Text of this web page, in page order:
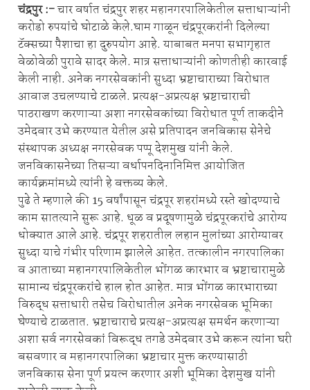
चंद्रपुर :-चार वर्षात चंद्रपुर शहर महानगरपालिकेतील सत्ताधाऱ्यांनी
करोडो रुपयांचे घोटाळे केले.घाम गाळून चंद्रपूरकरांनी दिलेल्या
टॅक्सच्या पैशाचा हा दुरुपयोग आहे. याबाबत मनपा सभागृहात
वेळोवेळी पुरावे सादर केले. मात्र सत्ताधाऱ्यांनी कोणतीही कारवाई
केली नाही. अनेक नगरसेवकांनी सुध्दा भ्रष्टाचाराच्या विरोधात
आवाज उचलण्याचे टाळले. प्रत्यक्ष-अप्रत्यक्ष भ्रष्टाचाराची
पाठराखण करणाऱ्या अशा नगरसेवकांच्या विरोधात पूर्ण ताकदीने
उमेदवार उभे करण्यात येतील असे प्रतिपादन जनविकास सेनेचे
संस्थापक अध्यक्ष नगरसेवक पप्पू देशमुख यांनी केले.
जनविकासनेच्या तिसऱ्या वर्धापनदिनानिमित्त आयोजित
कार्यक्रमांमध्ये त्यांनी हे वक्तव्य केले.
पुढे ते म्हणाले की 15 वर्षांपासून चंद्रपूर शहरांमध्ये रस्ते खोदण्याचे
काम सातत्याने सुरू आहे. धूळ व प्रदूषणामुळे चंद्रपूरकरांचे आरोग्य
धोक्यात आले आहे. चंद्रपूर शहरातील लहान मुलांच्या आरोग्यावर
सुध्दा याचे गंभीर परिणाम झालेले आहेत. तत्कालीन नगरपालिका
व आताच्या महानगरपालिकेतील भोंगळ कारभार व भ्रष्टाचारामुळे
सामान्य चंद्रपूरकरांचे हाल होत आहेत. मात्र भोंगळ कारभाराच्या
विरुद्ध सत्ताधारी तसेच विरोधातील अनेक नगरसेवक भूमिका
घेण्याचे टाळतात. भ्रष्टाचाराचे प्रत्यक्ष-अप्रत्यक्ष समर्थन करणाऱ्या
अशा सर्व नगरसेवकां विरूद्ध तगडे उमेदवार उभे करून त्यांना घरी
बसवणार व महानगरपालिका भ्रष्टाचार मुक्त करण्यासाठी
जनविकास सेना पूर्ण प्रयत्न करणार अशी भूमिका देशमुख यांनी